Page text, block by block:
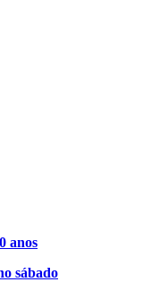
anos
sábado